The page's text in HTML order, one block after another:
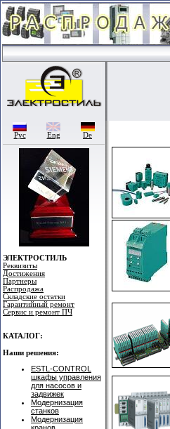
Рус Eng De
ЭЛЕКТРОСТИЛЬ
Реквизиты
Достижения
Партнеры
Распродажа
Складские остатки
Гарантийный ремонт
Сервис и ремонт ПЧ
КАТАЛОГ:
Наши решения:
ESTL-CONTROL
шкафы управления
для насосов и
задвижек
Модернизация
станков
Модернизация